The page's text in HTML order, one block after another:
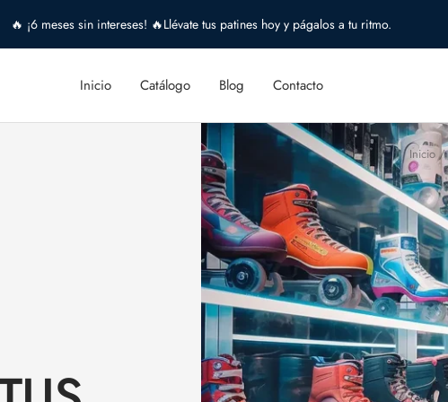
🔥 ¡6 meses sin intereses! 🔥Llévate tus patines hoy y págalos a tu ritmo.
Inicio Catálogo Blog Contacto
Inicio